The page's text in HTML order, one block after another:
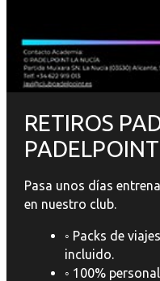
RETIROS
PADELPOINT
Pasa unos días
en nuestro club.
◦ Packs de
incluido.
◦ 100%